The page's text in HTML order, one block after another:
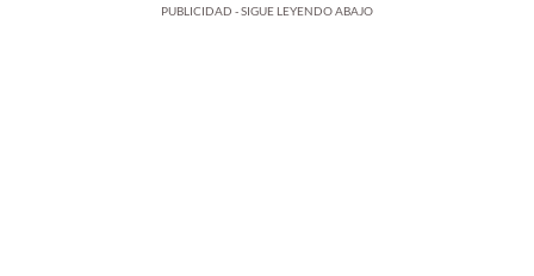
PUBLICIDAD - SIGUE LEYENDO ABAJO